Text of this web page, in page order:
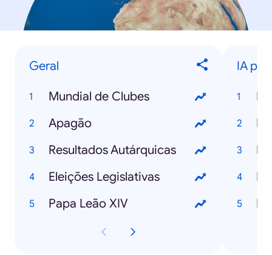
Geral
Mundial de Clubes
Apagão
Resultados Autárquicas
Eleições Legislativas
Papa Leão XIV
IA
IA
IA
IA